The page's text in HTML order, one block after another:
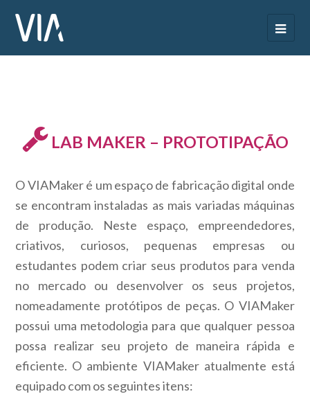
LAB MAKER – PROTOTIPAÇÃO
O VIAMaker é um espaço de fabricação digital onde
se encontram instaladas as mais variadas máquinas
de produção. Neste espaço, empreendedores,
criativos, curiosos, pequenas empresas ou
estudantes podem criar seus produtos para venda
no mercado ou desenvolver os seus projetos,
nomeadamente protótipos de peças. O VIAMaker
possui uma metodologia para que qualquer pessoa
possa realizar seu projeto de maneira rápida e
eficiente. O ambiente VIAMaker atualmente está
equipado com os seguintes itens: